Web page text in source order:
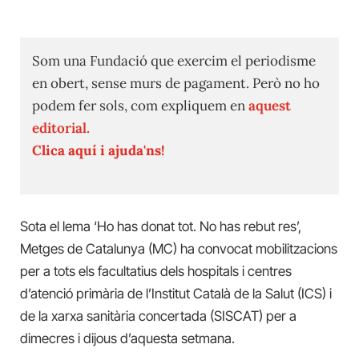
Som una Fundació que exercim el periodisme
en obert, sense murs de pagament. Però no ho
podem fer sols, com expliquem enaquest
editorial.
Clica aquí i ajuda'ns!
Sota el lema ‘Ho has donat tot. No has rebut res’,
Metges de Catalunya (MC) ha convocat mobilitzacions
per a tots els facultatius dels hospitals i centres
d’atenció primària de l’Institut Català de la Salut (ICS) i
de la xarxa sanitària concertada (SISCAT) per a
dimecres i dijous d’aquesta setmana.